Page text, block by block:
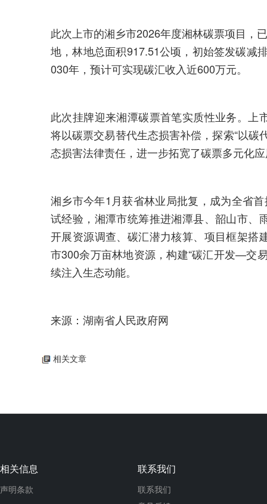
此次上市的湘乡市2026年度湘林碳票项目，
地，林地总面积917.51公顷，初始签发碳减
030年，预计可实现碳汇收入近600万元。
此次挂牌迎来湘潭碳票首笔实质性业务。上
将以碳票交易替代生态损害补偿，探索“以
态损害法律责任，进一步拓宽了碳票多元化
湘乡市今年1月获省林业局批复，成为全省
试经验，湘潭市统筹推进湘潭县、韶山市、
开展资源调查、碳汇潜力核算、项目框架搭
市300余万亩林地资源，构建“碳汇开发—交
续注入生态动能。
来源：湖南省人民政府网
相关文章
相关信息
声明条款
联系我们
联系我们